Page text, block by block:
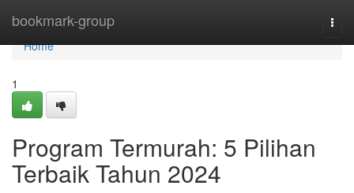
bookmark-group
Home
Home
1
Program Termurah: 5 Pilihan
Terbaik Tahun 2024